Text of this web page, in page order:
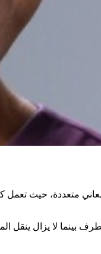
متعددة، حيث تعمل
بينما لا يزال